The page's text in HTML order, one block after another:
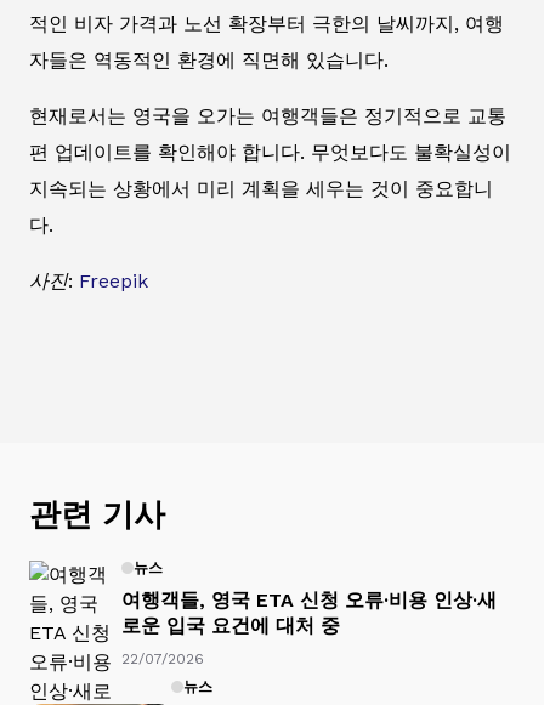
적인 비자 가격과 노선 확장부터 극한의 날씨까지, 여행
자들은 역동적인 환경에 직면해 있습니다.
현재로서는 영국을 오가는 여행객들은 정기적으로 교통
편 업데이트를 확인해야 합니다. 무엇보다도 불확실성이
지속되는 상황에서 미리 계획을 세우는 것이 중요합니
다.
사진: Freepik
관련 기사
뉴스
여행객들, 영국 ETA 신청 오류·비용 인상·새
로운 입국 요건에 대처 중
22/07/2026
뉴스